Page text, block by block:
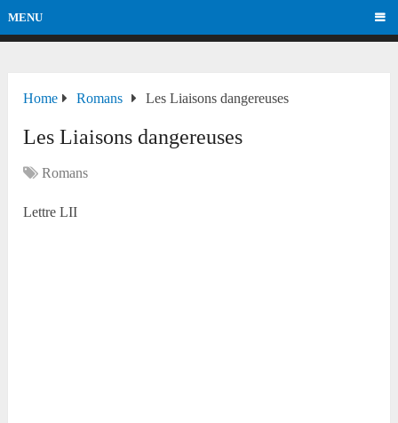
MENU
Home Romans Les Liaisons dangereuses
Les Liaisons dangereuses
Romans
Lettre LII